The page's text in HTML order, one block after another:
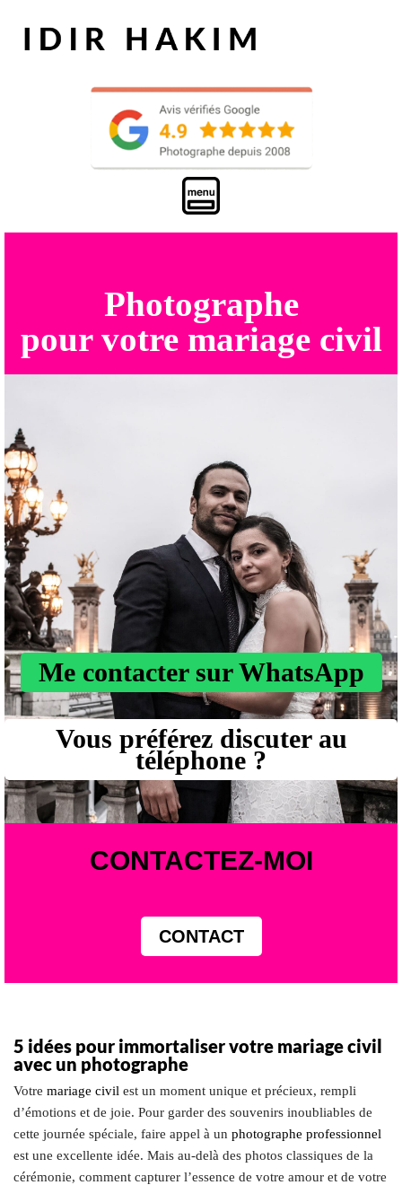
Photographe
pour votre mariage civil
Me contacter sur WhatsApp
Vous préférez discuter au
téléphone ?
CONTACTEZ-MOI
CONTACT
5 idées pour immortaliser votre mariage civil
avec un photographe
Votre mariage civil est un moment unique et précieux, rempli
d’émotions et de joie. Pour garder des souvenirs inoubliables de
cette journée spéciale, faire appel à un photographe professionnel
est une excellente idée. Mais au-delà des photos classiques de la
cérémonie, comment capturer l’essence de votre amour et de votre